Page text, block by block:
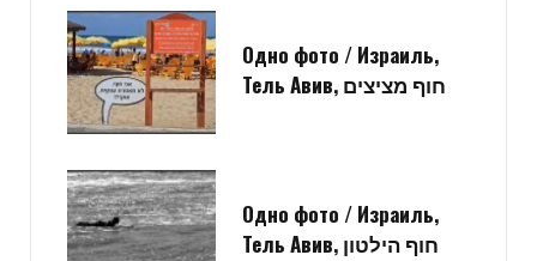
Одно фото / Израиль,
Тель Авив, חוף מציצים
Одно фото / Израиль,
Тель Авив, חוף הילטון